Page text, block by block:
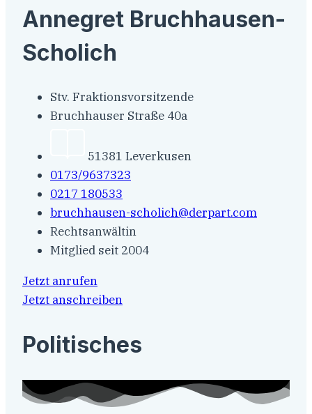
Annegret Bruchhausen-
Scholich
Stv. Fraktionsvorsitzende
Bruchhauser Straße 40a
51381 Leverkusen
0173/9637323
0217 180533
bruchhausen-scholich@derpart.com
Rechtsanwältin
Mitglied seit 2004
Jetzt anrufen
Jetzt anschreiben
Politisches